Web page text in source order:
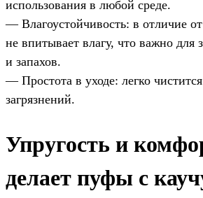
использования в любой среде.
— Влагоустойчивость: в отличие
не впитывает влагу, что важно для
и запахов.
— Простота в уходе: легко
загрязнений.
Упругость и
делает пуфы с